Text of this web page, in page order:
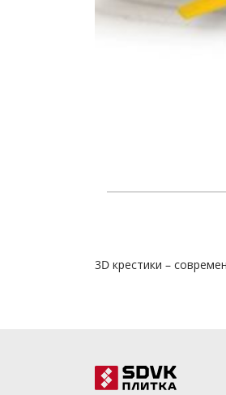
3D крестики –